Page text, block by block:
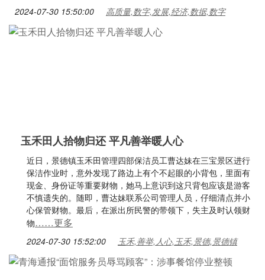
2024-07-30 15:50:00 高质量,数字,发展,经济,数据,数字
玉禾田人拾物归还 平凡善举暖人心
近日，景德镇玉禾田管理四部保洁员工曹达妹在三宝景区进行
保洁作业时，意外发现了路边上有个不起眼的小背包，里面有
现金、身份证等重要财物，她马上意识到这只背包应该是游客
不慎遗失的。随即，曹达妹联系公司管理人员，仔细清点并小
心保管财物。最后，在派出所民警的带领下，失主及时认领财
物……更多
2024-07-30 15:52:00 玉禾,善举,人心,玉禾,景德,景德镇